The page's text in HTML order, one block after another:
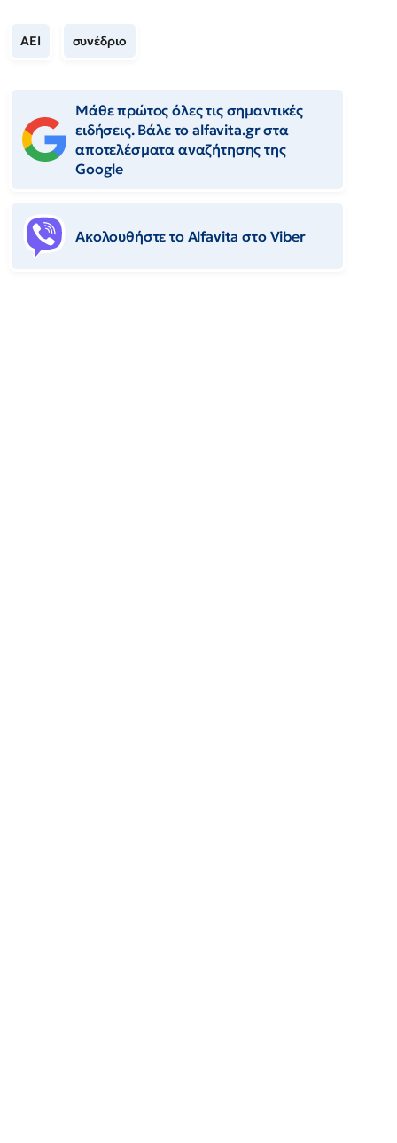
ΑΕΙ συνέδριο
Μάθε πρώτος όλες τις σημαντικές
ειδήσεις. Βάλε το alfavita.gr στα
αποτελέσματα αναζήτησης της
Google
Ακολουθήστε το Αlfavita στο Viber